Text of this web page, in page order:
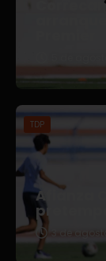
5 de
TDP
Afianza
3 de